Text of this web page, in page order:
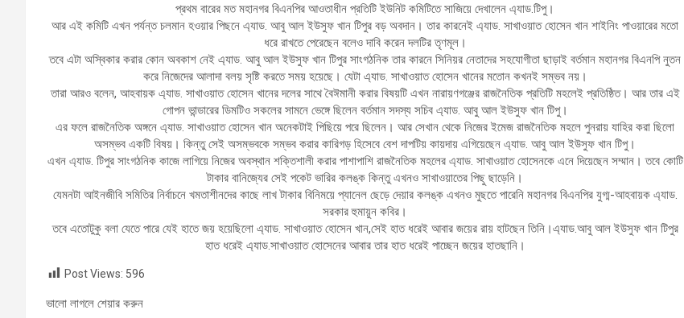
প্রথম বারের মত মহানগর বিএনপির আওতাধীন প্রতিটি ইউনিট কমিটিতে সাজিয়ে দেখালেন এ্যাড.টিপু।
আর এই কমিটি এখন পর্যন্ত চলমান হওয়ার পিছনে এ্যাড. আবু আল ইউসুফ খান টিপুর বড় অবদান। তার কারনেই এ্যাড. সাখাওয়াত হোসেন খান শাইনিং পাওয়ারের মতো
ধরে রাখতে পেরেছেন বলেও দাবি করেন দলটির তৃণমূল।
তবে এটা অস্বিকার করার কোন অবকাশ নেই এ্যাড. আবু আল ইউসুফ খান টিপুর সাংগঠনিক তার কারনে সিনিয়র নেতাদের সহযোগীতা ছাড়াই বর্তমান মহানগর বিএনপি নুতন
করে নিজেদের আলাদা বলয় সৃষ্টি করতে সময় হয়েছে। যেটা এ্যাড. সাখাওয়াত হোসেন খানের মতোন কখনই সম্ভব নয়।
তারা আরও বলেন, আহবায়ক এ্যাড. সাখাওয়াত হোসেন খানের দলের সাথে বৈঈমানী করার বিষয়টি এখন নারায়ণগঞ্জের রাজনৈতিক প্রতিটি মহলেই প্রতিষ্ঠিত। আর তার এই
গোপন ভান্ডারের ডিমটিও সকলের সামনে ভেঙ্গে ছিলেন বর্তমান সদস্য সচিব এ্যাড. আবু আল ইউসুফ খান টিপু।
এর ফলে রাজনৈতিক অঙ্গনে এ্যাড. সাখাওয়াত হোসেন খান অনেকটাই পিছিয়ে পরে ছিলেন। আর সেখান থেকে নিজের ইমেজ রাজনৈতিক মহলে পুনরায় যাহির করা ছিলো
অসম্ভব একটি বিষয়। কিন্তু সেই অসম্ভবকে সম্ভব করার কারিগড় হিসেবে বেশ দাপটিয় কায়দায় এগিয়েছেন এ্যাড. আবু আল ইউসুফ খান টিপু।
এখন এ্যাড. টিপুর সাংগঠনিক কাজে লাগিয়ে নিজের অবস্থান শক্তিশালী করার পাশাপাশি রাজনৈতিক মহলের এ্যাড. সাখাওয়াত হোসেনকে এনে দিয়েছেন সম্মান। তবে কোটি
টাকার বানিজ্যের সেই পকেট ভারির কলঙ্ক কিন্তু এখনও সাখাওয়াতের পিছু ছাড়েনি।
যেমনটা আইনজীবি সমিতির নির্বাচনে খমতাশীনদের কাছে লাখ টাকার বিনিময়ে প্যানেল ছেড়ে দেয়ার কলঙ্ক এখনও মুছতে পারেনি মহানগর বিএনপির যুগ্ম-আহবায়ক এ্যাড.
সরকার হুমায়ুন কবির।
তবে এতোটুকু বলা যেতে পারে যেই হাতে জয় হয়েছিলো এ্যাড. সাখাওয়াত হোসেন খান,সেই হাত ধরেই আবার জয়ের রায় হাটছেন তিনি।এ্যাড.আবু আল ইউসুফ খান টিপুর
হাত ধরেই এ্যাড.সাখাওয়াত হোসেনের আবার তার হাত ধরেই পাচ্ছেন জয়ের হাতছানি।
Post Views: 596
ভালো লাগলে শেয়ার করুন